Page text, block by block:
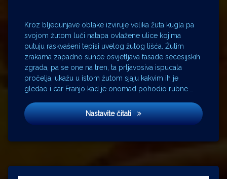
Kroz bljedunjave oblake izviruje velika žuta kugla pa
svojom žutom luči natapa ovlažene ulice kojima
putuju raskvašeni tepisi uvelog žutog lišća. Žutim
zrakama zapadno sunce osvjetljava fasade secesijskih
zgrada, pa se one na tren, ta prljavosiva ispucala
pročelja, ukažu u istom žutom sjaju kakvim ih je
gledao i car Franjo kad je onomad pohodio rubne …
Nastavite čitatiŽuto lišće ljubavi
William
Faulkner
Zvonimir
Črnko